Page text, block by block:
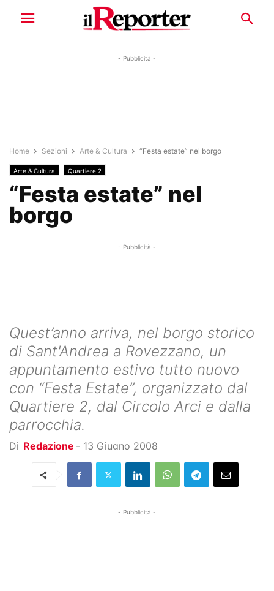
- Pubblicità -
Home Sezioni Arte & Cultura “Festa estate” nel borgo
Arte & Cultura Quartiere 2
“Festa estate” nel
borgo
- Pubblicità -
Quest’anno arriva, nel borgo storico
di Sant'Andrea a Rovezzano, un
appuntamento estivo tutto nuovo
con “Festa Estate”, organizzato dal
Quartiere 2, dal Circolo Arci e dalla
parrocchia.
Di Redazione - 13 Giugno 2008
- Pubblicità -